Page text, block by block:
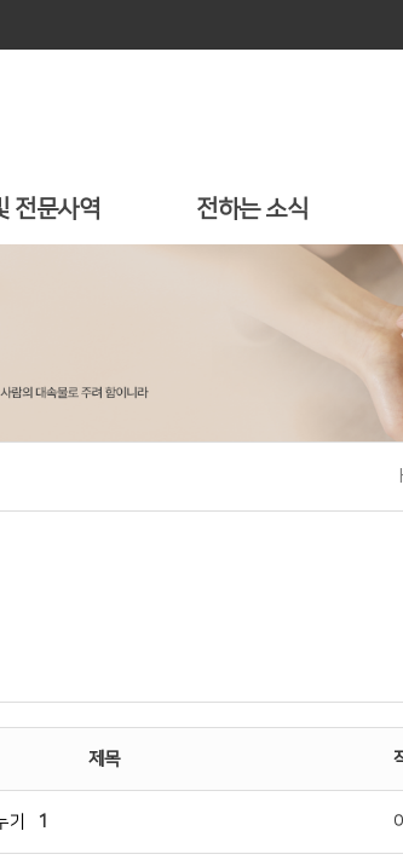
전문사역 전하는 소식
제목
1